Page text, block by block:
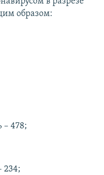
образом:
– 478;
234;